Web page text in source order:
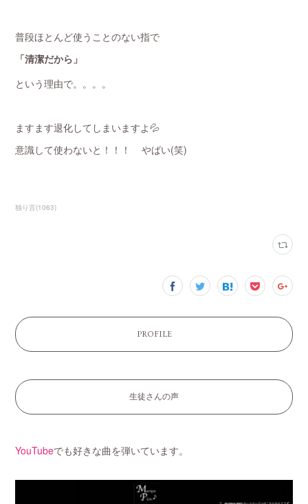
普段ほとんど使うことのない指で
「清潔だから」
という理由で。。。。
ますます退化してしまいますよ💦
意識して使わないと！！！ やばい(笑)
独り言(1063)
PROFILE
生徒さんの声
YouTubeでも好きな曲を弾いています。